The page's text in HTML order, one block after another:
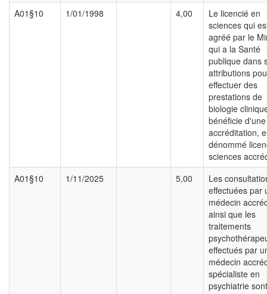
A01§10
1/01/1998 4,00
Le licencié en
sciences qui
agréé par le
qui a la Santé
publique dans
attributions
effectuer des
prestations de
biologie
bénéficie
accréditation,
dénommé
sciences
A01§10
1/11/2025 5,00
Les
effectuées par
médecin
ainsi que les
traitements
effectués par
médecin
spécialiste en
psychiatrie sont